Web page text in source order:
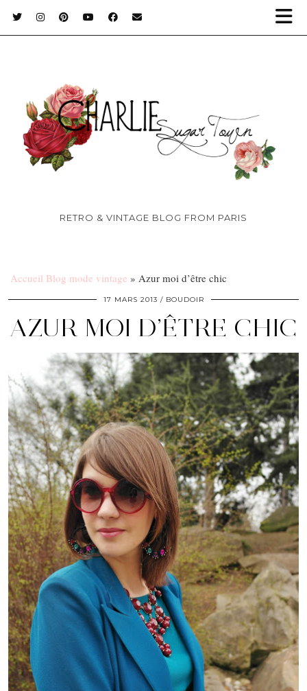
RETRO & VINTAGE BLOG FROM PARIS
Accueil Blog mode vintage » Azur moi d’être chic
17 MARS 2013 BOUDOIR
AZUR MOI D’ÊTRE CHIC